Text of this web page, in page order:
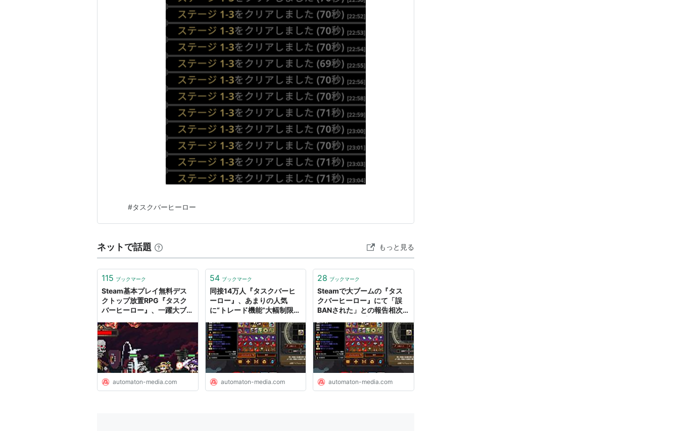
#タスクバーヒーロー
ネットで話題 もっと見る
115 ブックマーク
Steam基本プレイ無料デス
クトップ放置RPG『タスク
バーヒーロー』、一躍大ブー
用者”まで出現も、さっそく
「永久BAN」 -
AUTOMATON
automaton-media.com
54 ブックマーク
同接14万人『タスクバーヒ
ーロー』、あまりの人気
に“トレード機能”大幅制限
限界」と怒られたので -
AUTOMATON
automaton-media.com
28 ブックマーク
Steamで大ブームの『タス
クバーヒーロー』にて「誤
BANされた」との報告相次
る“ゲーム禁止”巡り混乱広が
る - AUTOMATON
automaton-media.com